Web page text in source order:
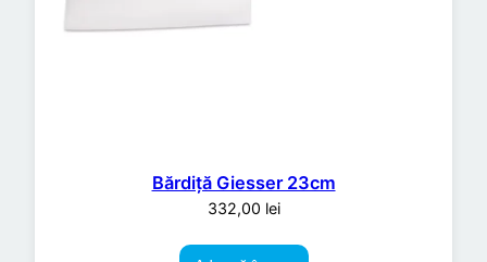
Bărdiță Giesser 23cm
332,00 lei